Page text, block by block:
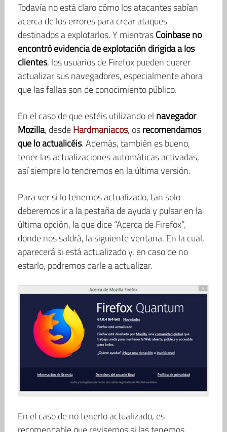
Todavía no está claro cómo los atacantes sabían
acerca de los errores para crear ataques
destinados a explotarlos. Y mientrasCoinbase no
encontró evidencia de explotación dirigida a los
clientes, los usuarios de Firefox pueden querer
actualizar sus navegadores, especialmente ahora
que las fallas son de conocimiento público.
En el caso de que estéis utilizando el navegador
Mozilla, desdeHardmaniacos, osrecomendamos
que lo actualicéis. Además, también es bueno,
tener las actualizaciones automáticas activadas,
así siempre lo tendremos en la última versión.
Para ver si lo tenemos actualizado, tan solo
deberemos ir a la pestaña de ayuda y pulsar en la
última opción, la que dice “Acerca de Firefox”,
donde nos saldrá, la siguiente ventana. En la cual,
aparecerá si está actualizado y, en caso de no
estarlo, podremos darle a actualizar.
En el caso de no tenerlo actualizado, es